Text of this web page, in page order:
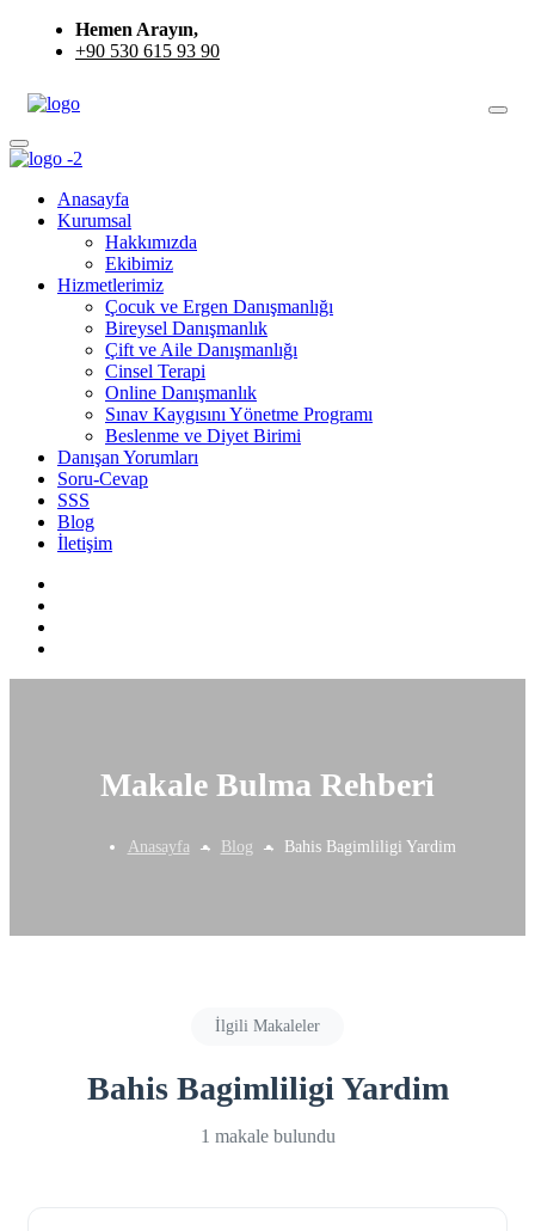
Hemen Arayın,
+90 530 615 93 90
Anasayfa
Kurumsal
Hakkımızda
Ekibimiz
Hizmetlerimiz
Çocuk ve Ergen Danışmanlığı
Bireysel Danışmanlık
Çift ve Aile Danışmanlığı
Cinsel Terapi
Online Danışmanlık
Sınav Kaygısını Yönetme Programı
Beslenme ve Diyet Birimi
Danışan Yorumları
Soru-Cevap
SSS
Blog
İletişim
Makale Bulma Rehberi
Anasayfa Blog Bahis Bagimliligi Yardim
İlgili Makaleler
Bahis Bagimliligi Yardim
1 makale bulundu